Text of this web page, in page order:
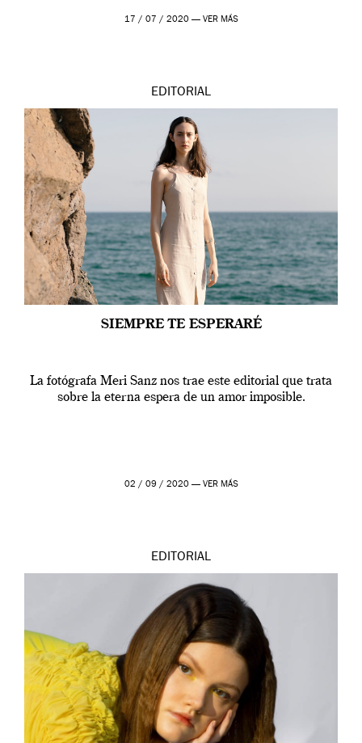
17 / 07 / 2020 — VER MÁS
EDITORIAL
SIEMPRE TE ESPERARÉ
La fotógrafa Meri Sanz nos trae este editorial que trata
sobre la eterna espera de un amor imposible.
02 / 09 / 2020 — VER MÁS
EDITORIAL